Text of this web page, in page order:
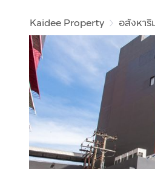
Kaidee Property อสังหา